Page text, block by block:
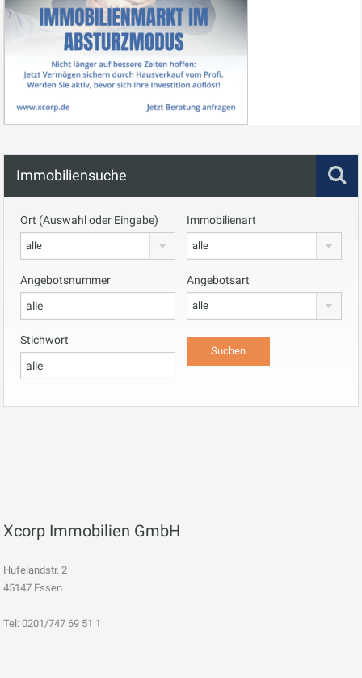
Immobiliensuche
Ort (Auswahl oder Eingabe)
alle
Immobilienart
alle
Angebotsnummer Angebotsart
alle
Stichwort
Xcorp Immobilien GmbH
Hufelandstr. 2
45147 Essen
Tel: 0201/747 69 51 1